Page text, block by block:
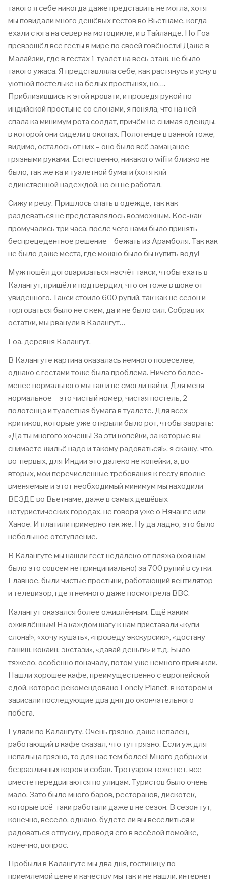
такого я себе никогда даже представить не могла, хотя
мы повидали много дешёвых гестов во Вьетнаме, когда
ехали с юга на север на мотоцикле, и в Тайланде. Но Гоа
превзошёл все гесты в мире по своей говёности! Даже в
Малайзии, где в гестах 1 туалет на весь этаж, не было
такого ужаса. Я представляла себе, как растянусь и усну в
уютной постельке на белых простынях, но….
Приблизившись к этой кровати, и проведя рукой по
индийской простыне со слонами, я поняла, что на ней
спала ка минимум рота солдат, причём не снимая одежды,
в которой они сидели в окопах. Полотенце в ванной тоже,
видимо, осталось от них – оно было всё замацаное
грязными руками. Естественно, никакого wifi и близко не
было, так же ка и туалетной бумаги (хотя кяй
единственной надеждой, но он не работал.
Сижу и реву. Пришлось спать в одежде, так как
раздеваться не представлялось возможным. Кое-как
промучались три часа, после чего нами было принять
беспрецедентное решение – бежать из Арамболя. Так как
не было даже места, где можно было бы купить воду!
Муж пошёл договариваться насчёт такси, чтобы ехать в
Калангут, пришёл и подтвердил, что он тоже в шоке от
увиденного. Такси стоило 600 рупий, так как не сезон и
торговаться было не с кем, да и не было сил. Собрав их
остатки, мы рванули в Калангут…
Гоа. деревня Калангут.
В Калангуте картина оказалась немного повеселее,
однако с гестами тоже была проблема. Ничего более-
менее нормального мы так и не смогли найти. Для меня
нормальное – это чистый номер, чистая постель, 2
полотенца и туалетная бумага в туалете. Для всех
критиков, которые уже открыли было рот, чтобы заорать:
«Да ты многого хочешь! За эти копейки, за которые вы
снимаете жильё надо и такому радоваться!», я скажу, что,
во-первых, для Индии это далеко не копейки, а, во-
вторых, мои перечисленные требования к гесту вполне
вменяемые и этот необходимый минимум мы находили
ВЕЗДЕ во Вьетнаме, даже в самых дешёвых
нетуристических городах, не говоря уже о Нячанге или
Ханое. И платили примерно так же. Ну да ладно, это было
небольшое отступление.
В Калангуте мы нашли гест недалеко от пляжа (хоя нам
было это совсем не принципиально) за 700 рупий в сутки.
Главное, были чистые простыни, работающий вентилятор
и телевизор, где я немного даже посмотрела ВВС.
Калангут оказался более оживлённым. Ещё каким
оживлённым! На каждом шагу к нам приставали «купи
слона!», «хочу кушать», «проведу экскурсию», «достану
гашиш, кокаин, экстази», «давай деньги» и т.д. Было
тяжело, особенно поначалу, потом уже немного привыкли.
Нашли хорошее кафе, преимущественно с европейской
едой, которое рекомендовано Lonely Planet, в котором и
зависали последующие два дня до окончательного
побега.
Гуляли по Калангуту. Очень грязно, даже непалец,
работающий в кафе сказал, что тут грязно. Если уж для
непальца грязно, то для нас тем более! Много добрых и
безразличных коров и собак. Тротуаров тоже нет, все
вместе передвигаются по улицам. Туристов было очень
мало. Зато было много баров, ресторанов, дискотек,
которые всё-таки работали даже в не сезон. В сезон тут,
конечно, весело, однако, будете ли вы веселиться и
радоваться отпуску, проводя его в весёлой помойке,
конечно, вопрос.
Пробыли в Калангуте мы два дня, гостиницу по
приемлемой цене и качеству мы так и не нашли, интернет